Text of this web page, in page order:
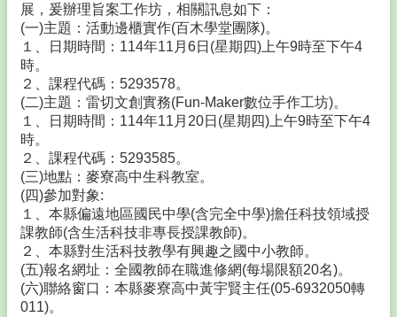
💞
教
師
專
區
Teacher
Area
💙
學
生
專
區
Student
Area
🌐
校
展，爰辦理旨案工作坊，相關訊息如下：
(一)主題：活動邊櫃實作(百木學堂團隊)。
１、日期時間：114年11月6日(星期四)上午9時至下午4
時。
２、課程代碼：5293578。
(二)主題：雷切文創實務(Fun-Maker數位手作工坊)。
１、日期時間：114年11月20日(星期四)上午9時至下午4
時。
２、課程代碼：5293585。
(三)地點：麥寮高中生科教室。
(四)參加對象:
１、本縣偏遠地區國民中學(含完全中學)擔任科技領域授
課教師(含生活科技非專長授課教師)。
２、本縣對生活科技教學有興趣之國中小教師。
(五)報名網址：全國教師在職進修網(每場限額20名)。
(六)聯絡窗口：本縣麥寮高中黃宇賢主任(05-6932050轉
011)。